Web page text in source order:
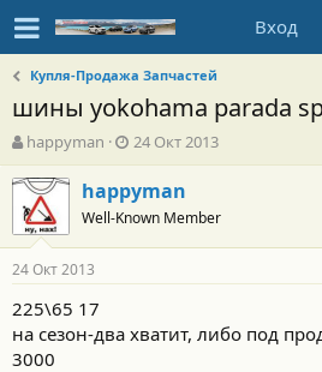
Вход
Купля-Продажа Запчастей
шины yokohama parada
А
в
т
о
р
т
е
м
ы
happyman
Д
а
т
а
н
а
а
а
24 Окт 2013
happyman
Well-Known Member
24 Окт 2013
225\65 17
на сезон-два хватит, либо под
3000